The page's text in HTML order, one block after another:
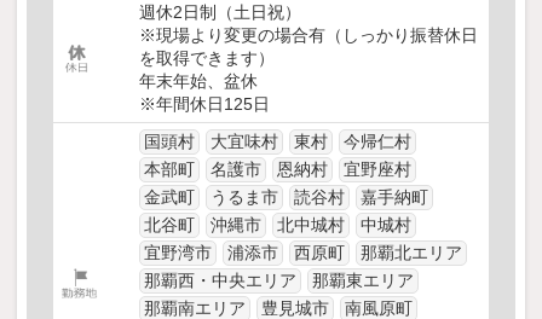
週休2日制（土日祝）
※現場より変更の場合有（しっかり振替休日
を取得できます）
年末年始、盆休
※年間休日125日
国頭村
大宜味村 東村
今帰仁村
本部町
名護市 恩納村
宜野座村
金武町
うるま市 読谷村
嘉手納町
北谷町
沖縄市 北中城村
中城村
宜野湾市
浦添市 西原町
那覇北エリア
那覇西・中央エリア
那覇東エリア
那覇南エリア
豊見城市 南風原町